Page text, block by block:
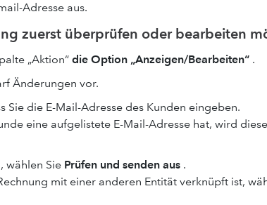
Adresse aus.
zuerst überprüfen oder bearbeiten
„Aktion“ die Option „Anzeigen/Bearbeiten“ .
Änderungen vor.
Sie die E-Mail-Adresse des Kunden eingeben.
eine aufgelistete E-Mail-Adresse hat, wird
wählen Sie Prüfen und senden aus .
mit einer anderen Entität verknüpft ist,